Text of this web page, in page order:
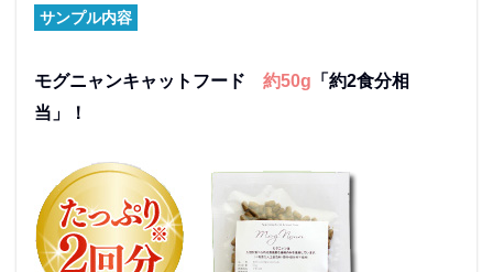
サンプル内容
モグニャンキャットフード 約50g 「約2食分相
当」！